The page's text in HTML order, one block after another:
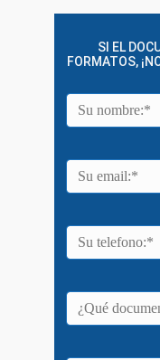
SI EL
FORMATOS,